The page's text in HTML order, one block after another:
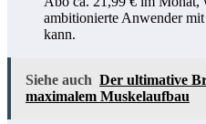
ambitionierte Anwender
kann.
Siehe auch Der ultimative
maximalem Muskelaufbau